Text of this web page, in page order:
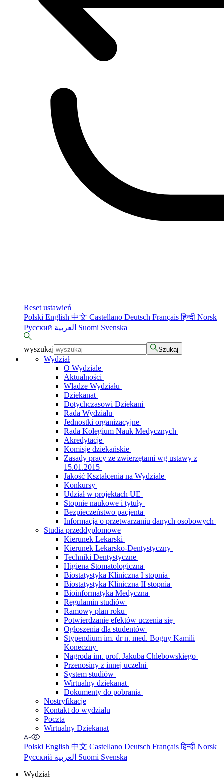
Reset ustawień
Polski English 中文 Castellano Deutsch Françaisहिन्दी Norsk
Русский
Suomi Svenska
wyszukaj Szukaj
Wydział
O Wydziale
Aktualności
Władze Wydziału
Dziekanat
Dotychczasowi Dziekani
Rada Wydziału
Jednostki organizacyjne
Rada Kolegium Nauk Medycznych
Akredytacje
Komisje dziekańskie
Zasady pracy ze zwierzętami wg ustawy z
15.01.2015
Jakość Kształcenia na Wydziale
Konkursy
Udział w projektach UE
Stopnie naukowe i tytuły
Bezpieczeństwo pacjenta
Informacja o przetwarzaniu danych osobowych
Studia przeddyplomowe
Kierunek Lekarski
Kierunek Lekarsko-Dentystyczny
Techniki Dentystyczne
Higiena Stomatologiczna
Biostatystyka Kliniczna I stopnia
Biostatystyka Kliniczna II stopnia
Bioinformatyka Medyczna
Regulamin studiów
Ramowy plan roku
Potwierdzanie efektów uczenia się
Ogłoszenia dla studentów
Stypendium im. dr n. med. Bogny Kamili
Koneczny
Nagroda im. prof. Jakuba Chlebowskiego
Przenosiny z innej uczelni
System studiów
Wirtualny dziekanat
Dokumenty do pobrania
Nostryfikacje
Kontakt do wydziału
Poczta
Wirtualny Dziekanat
Polski English 中文 Castellano Deutsch Françaisहिन्दी Norsk
Русский
Suomi Svenska
Wydział